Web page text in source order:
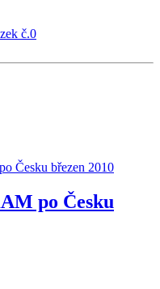
Česku březen 2010
po Česku